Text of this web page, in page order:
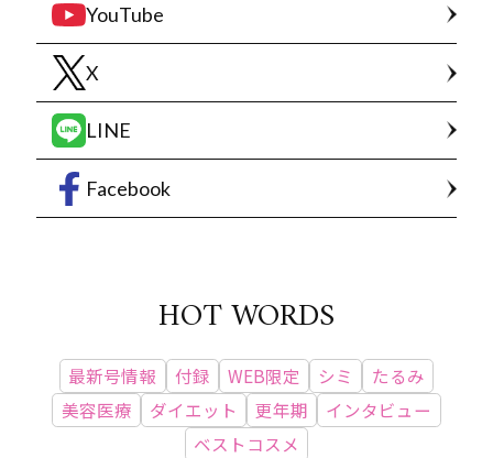
YouTube
X
LINE
Facebook
HOT WORDS
最新号情報 付録 WEB限定 シミ
たるみ
美容医療
ダイエット 更年期
インタビュー
ベストコスメ